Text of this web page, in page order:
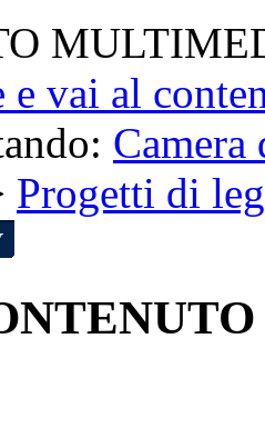
vai al
Camera
Progetti di